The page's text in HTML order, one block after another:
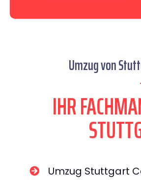
Umzug von
IHR
Umzug Stuttgart